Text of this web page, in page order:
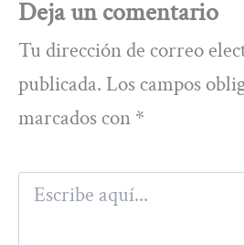
Deja un comentario
Tu dirección de correo
publicada. Los campos
marcados con *
Escribe
aquí...